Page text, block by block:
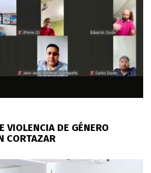
VIOLENCIA DE GÉNERO
CORTAZAR